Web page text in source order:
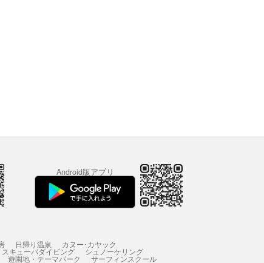
Android版アプリ
日帰り温泉 カヌー･カヤック
キューバダイビング シュノーケリング
遊園地・テーマパーク サーフィンスクール